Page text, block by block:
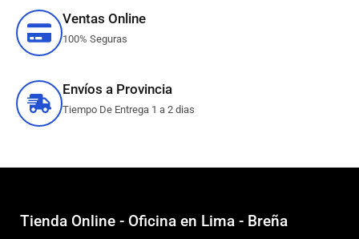
Ventas Online
100% Seguras
Envíos a Provincia
Tiempo De Entrega 1 a 2 dias
Tienda Online - Oficina en Lima - Breña